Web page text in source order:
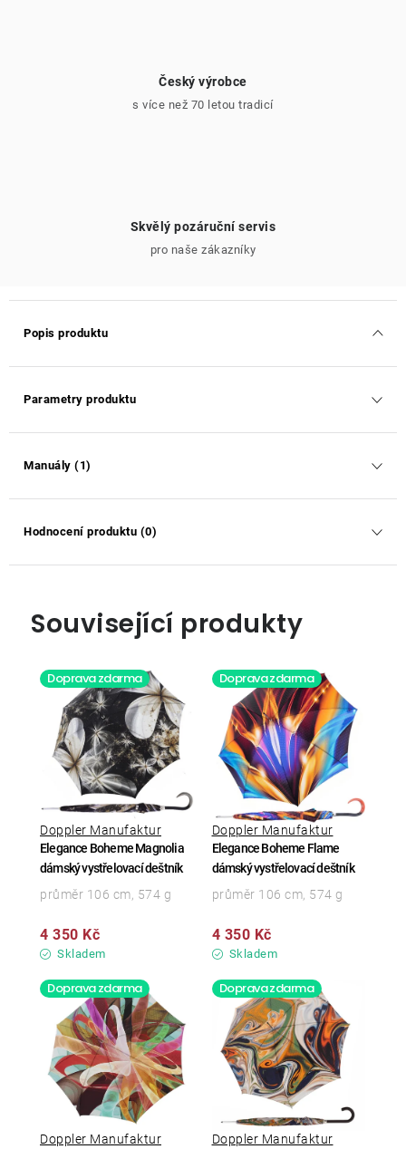
Český výrobce
s více než 70 letou tradicí
Skvělý pozáruční servis
pro naše zákazníky
Popis produktu
Parametry produktu
Manuály (1)
Hodnocení produktu (0)
Související produkty
Doprava zdarma
Elegance Boheme Magnolia
dámský vystřelovací deštník
Doppler Manufaktur
Skladem
4 350 Kč
průměr 106 cm, 574 g
Doprava zdarma
Elegance Boheme Flame
dámský vystřelovací deštník
Doppler Manufaktur
Skladem
4 350 Kč
průměr 106 cm, 574 g
Doprava zdarma
Doppler Manufaktur
Doprava zdarma
Doppler Manufaktur